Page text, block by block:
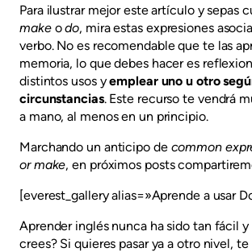
Para ilustrar mejor este artículo y sepas
makeodo, mira estas expresiones
verbo. No es recomendable que te las
memoria, lo que debes hacer es
distintos usos yemplear uno u otro
circunstancias. Este recurso te vendrá
a mano, al menos en un principio.
Marchando un anticipo de common
or make, en próximos posts
[everest_gallery alias=»Aprende a usar
Aprender inglés nunca ha sido tan fácil y
crees? Si quieres pasar ya a otro nivel,